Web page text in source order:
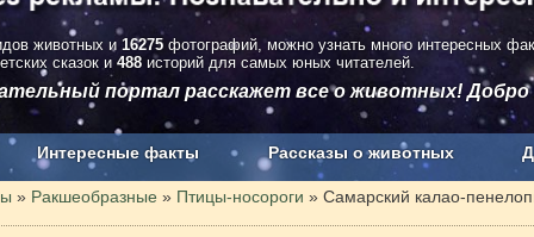
животных и 16275 фотографий, можно узнать много интересных
сказок и 488 историй для самых юных читателей.
портал расскажет все о животных!
Интересные факты Рассказы о животных
рекламы О проекте
» Ракшеобразные » Птицы-носороги » Самарский калао-